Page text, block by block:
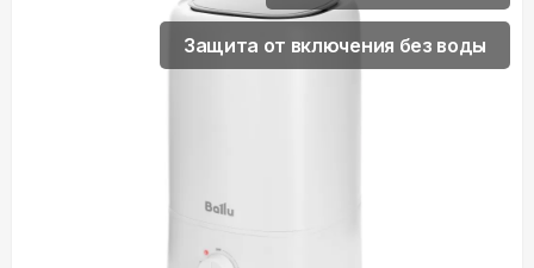
Защита от включения без воды